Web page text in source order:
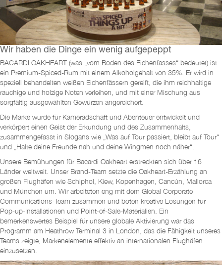
Wir haben die Dinge ein wenig aufgepeppt
BACARDI OAKHEART (was „vom Boden des Eichenfasses“ bedeutet) ist
ein Premium-Spiced-Rum mit einem Alkoholgehalt von 35%. Er wird in
speziell behandelten weißen Eichenfässern gereift, die ihm reichhaltige
rauchige und holzige Noten verleihen, und mit einer Mischung aus
sorgfältig ausgewählten Gewürzen angereichert.
Die Marke wurde für Kameradschaft und Abenteuer entwickelt und
verkörpert einen Geist der Erkundung und des Zusammenhalts,
zusammengefasst in Slogans wie „Was auf Tour passiert, bleibt auf Tour“
und „Halte deine Freunde nah und deine Wingmen noch näher“.
Unsere Bemühungen für Bacardi Oakheart erstreckten sich über 16
Länder weltweit. Unser Brand-Team setzte die Oakheart-Erzählung an
großen Flughäfen wie Schiphol, Kiew, Kopenhagen, Cancún, Mallorca
und München um. Wir arbeiteten eng mit dem Global Corporate
Communications-Team zusammen und boten kreative Lösungen für
Pop-up-Installationen und Point-of-Sale-Materialien. Ein
bemerkenswertes Beispiel für unsere globale Aktivierung war das
Programm am Heathrow Terminal 3 in London, das die Fähigkeit unseres
Teams zeigte, Markenelemente effektiv an internationalen Flughäfen
einzusetzen.